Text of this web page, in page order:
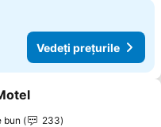
Vedeți prețurile
la favorite
bun
233